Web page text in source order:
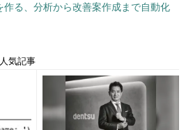
作る、分析から改善案作成まで自動化
気記事